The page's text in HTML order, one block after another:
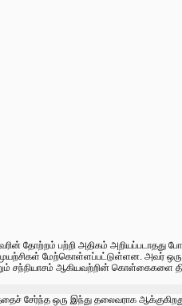
தோற்றம் பற்றி அதிகம் அறியப்படாதது
மேற்கொள்ளப்பட்டுள்ளன. அவர் ஒரு இந்து
சந்நியாசம் ஆகியவற்றின்
சேர்ந்த ஒரு இந்து தலைவராக